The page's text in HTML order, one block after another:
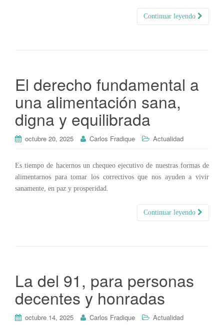
Continuar leyendo
El derecho fundamental a
una alimentación sana,
digna y equilibrada
octubre 20, 2025 Carlos Fradique Actualidad
Es tiempo de hacernos un chequeo ejecutivo de nuestras formas de
alimentarnos para tomar los correctivos que nos ayuden a vivir
sanamente, en paz y prosperidad.
Continuar leyendo
La del 91, para personas
decentes y honradas
octubre 14, 2025 Carlos Fradique Actualidad